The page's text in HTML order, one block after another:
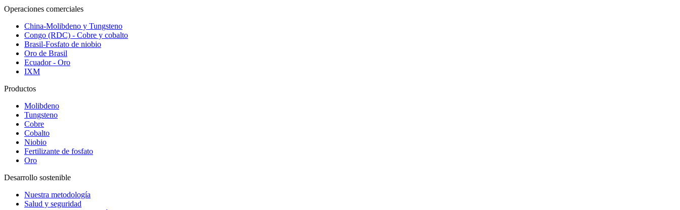
Operaciones comerciales
China-Molibdeno y Tungsteno
Congo (RDC) - Cobre y cobalto
Brasil-Fosfato de niobio
Oro de Brasil
Ecuador - Oro
IXM
Productos
Molibdeno
Tungsteno
Cobre
Cobalto
Niobio
Fertilizante de fosfato
Oro
Desarrollo sostenible
Nuestra metodología
Salud y seguridad